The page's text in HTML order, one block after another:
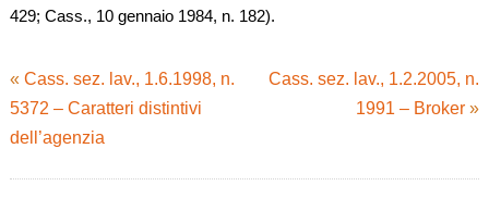
429; Cass., 10 gennaio 1984, n. 182).
« Cass. sez. lav., 1.6.1998, n.
5372 – Caratteri distintivi
dell’agenzia
Cass. sez. lav., 1.2.2005, n.
1991 – Broker »